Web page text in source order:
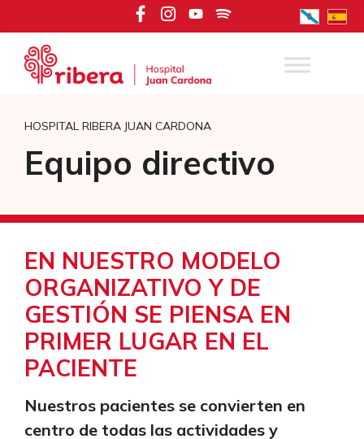
contenido
HOSPITAL RIBERA JUAN CARDONA
Equipo directivo
EN NUESTRO MODELO
ORGANIZATIVO Y DE
GESTIÓN SE PIENSA EN
PRIMER LUGAR EN EL
PACIENTE
Nuestros pacientes se convierten en
centro de todas las actividades y